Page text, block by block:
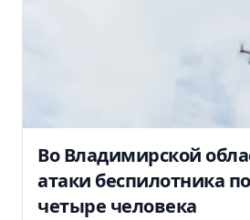
Во Владимирской
атаки беспилотника
четыре человека